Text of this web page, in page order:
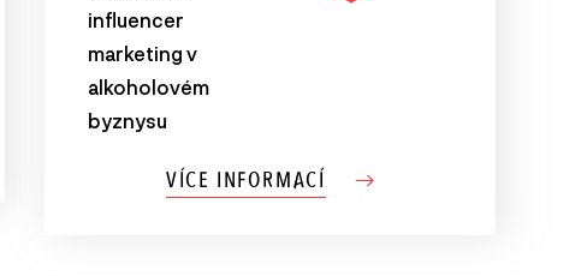
influencer
marketing v
alkoholovém
byznysu
VÍCE INFORMACÍ